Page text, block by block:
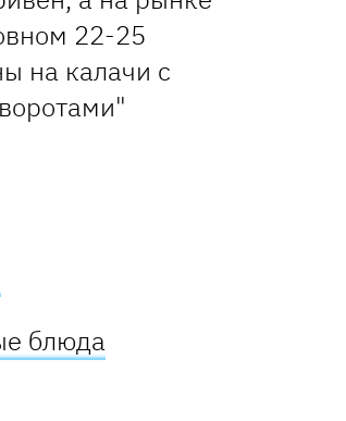
22-25
на калачи с
блюда